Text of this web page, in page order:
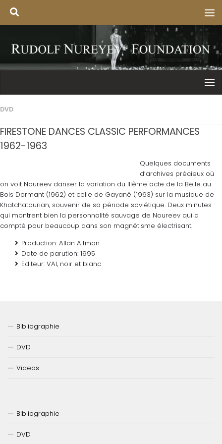
DVD
FIRESTONE DANCES CLASSIC PERFORMANCES
1962-1963
Quelques documents
d’archives précieux où
on voit Noureev danser la variation du IIIème acte de la Belle au
Bois Dormant (1962) et celle de Gayané (1963) sur la musique de
Khatchatourian, souvenir de sa période soviétique. Deux minutes
qui montrent bien la personnalité sauvage de Noureev qui a
compté pour beaucoup dans son magnétisme électrisant.
Production: Allan Altman
Date de parution: 1995
Editeur: VAI, noir et blanc
Bibliographie
DVD
Videos
Bibliographie
DVD